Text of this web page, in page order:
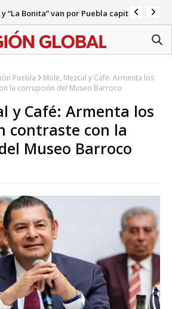
“La Bonita” van por Puebla capital
Puebla
Mole, Mezcal y Café: Armenta los
la corrupción del Museo Barroco
y Café: Armenta los
contraste con la
Museo Barroco